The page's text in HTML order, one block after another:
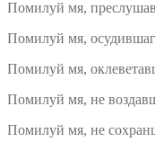
Помилуй мя,
Помилуй мя,
Помилуй мя,
Помилуй мя, не
Помилуй мя, не